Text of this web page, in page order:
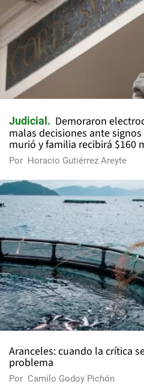
Judicial
Demoraron
malas decisiones ante
murió y familia recibirá $160
Por Horacio Gutiérrez Areyte
Aranceles: cuando la crítica
problema
Por Camilo Godoy Pichón